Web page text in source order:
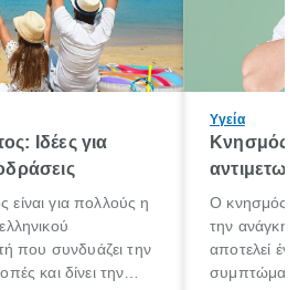
Ιδέες για
για πολλούς η
που συνδυάζει την
και δίνει την
Υγεία
Κνησμός:
Ο κνησμός
την ανάγκη
αποτελεί